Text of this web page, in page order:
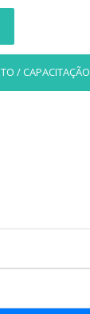
/ CAPACITAÇÃO